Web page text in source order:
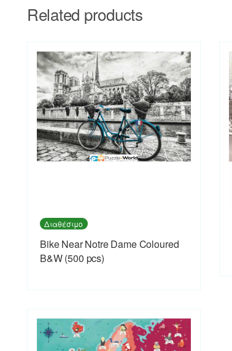
Related products
Διαθέσιμο
Bike Near Notre Dame Coloured
B&W (500 pcs)